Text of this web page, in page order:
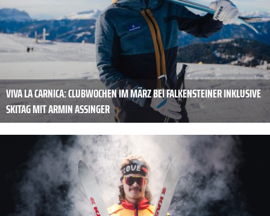
VIVA LA CARNICA: CLUBWOCHEN IM MÄRZ BEI FALKENSTEINER INKLUSIVE
SKITAG MIT ARMIN ASSINGER